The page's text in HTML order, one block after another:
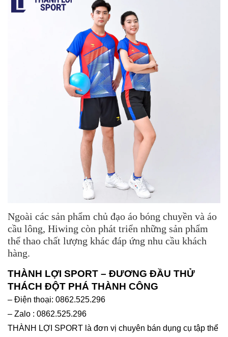
Ngoài các sản phẩm chủ đạo áo bóng chuyền và áo
cầu lông, Hiwing còn phát triển những sản phẩm
thể thao chất lượng khác đáp ứng nhu cầu khách
hàng.
THÀNH LỢI SPORT – ĐƯƠNG ĐẦU THỬ
THÁCH ĐỘT PHÁ THÀNH CÔNG
– Điện thoại: 0862.525.296
– Zalo : 0862.525.296
THÀNH LỢI SPORT là đơn vị chuyên bán dụng cụ tập thể